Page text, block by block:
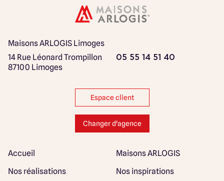
Maisons ARLOGIS Limoges
14 Rue Léonard Trompillon
87100 Limoges
05 55 14 51 40
Espace client
Changer d'agence
Accueil
Maisons ARLOGIS
Nos réalisations
Nos inspirations